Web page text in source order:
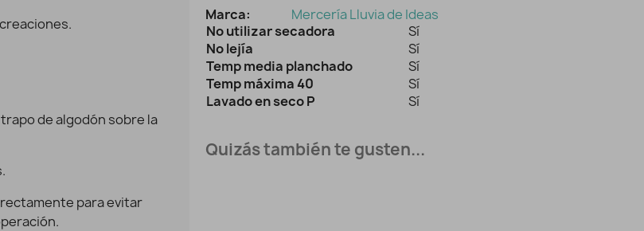
de algodón sobre la
para evitar
Marca:
Mercería Lluvia de Ideas
No utilizar secadora
Sí
No lejía
Sí
Temp media planchado
Sí
Temp máxima 40
Sí
Lavado en seco P
Sí
Quizás también te gusten...